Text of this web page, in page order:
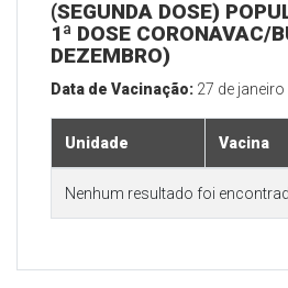
(SEGUNDA DOSE)
1ª DOSE CORONAVAC/
DEZEMBRO)
Data de Vacinação: 27 de janeiro
Unidade Vacina
Nenhum resultado foi